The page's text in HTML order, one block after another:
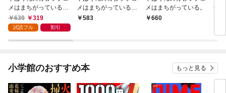
メはまちがっている。
－妄言録－1巻
639 319
試読フル 割引
メはまちがっている。
＠comic（１）
583
メはまちがっている。
660
ゲ
小学館のおすすめ本 もっと見る